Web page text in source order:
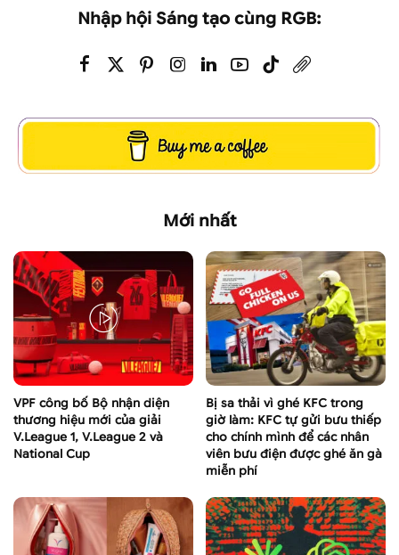
Nhập hội Sáng tạo cùng RGB:
Mới nhất
VPF công bố Bộ nhận diện
thương hiệu mới của giải
V.League 1, V.League 2 và
National Cup
Bị sa thải vì ghé KFC trong
giờ làm: KFC tự gửi bưu thiếp
cho chính mình để các nhân
viên bưu điện được ghé ăn gà
miễn phí